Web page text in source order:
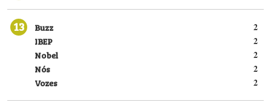
13 2
Buzz
2
IBEP
2
Nobel
2
Nós
2
Vozes